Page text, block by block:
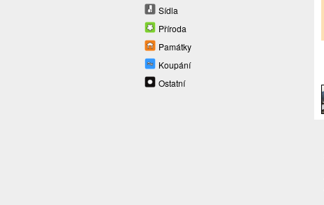
Sídla
Příroda
Památky
Koupání
Ostatní